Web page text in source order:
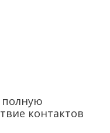
полную
контактов